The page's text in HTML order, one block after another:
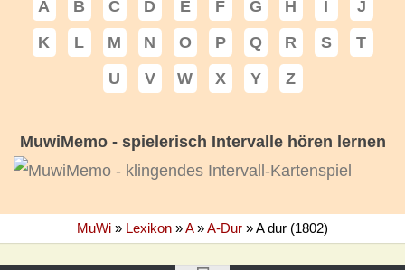
A B C D E F G H I
J
K
L M N O P Q R S
T
U
V W X Y Z
MuwiMemo - spielerisch Intervalle hören lernen
MuWi » Lexikon »A»A-Dur »A dur (1802)